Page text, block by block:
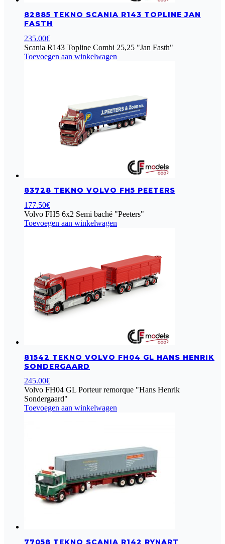
82885 TEKNO SCANIA R143 TOPLINE JAN
FASTH
235.00€
Scania R143 Topline Combi 25,25 "Jan Fasth"
Toevoegen aan winkelwagen
83728 TEKNO VOLVO FH5 PEETERS
177.50€
Volvo FH5 6x2 Semi baché "Peeters"
Toevoegen aan winkelwagen
81542 TEKNO VOLVO FH04 GL HANS HENRIK
SONDERGAARD
245.00€
Volvo FH04 GL Porteur remorque "Hans Henrik
Sondergaard"
Toevoegen aan winkelwagen
77058 TEKNO SCANIA R142 RYNART